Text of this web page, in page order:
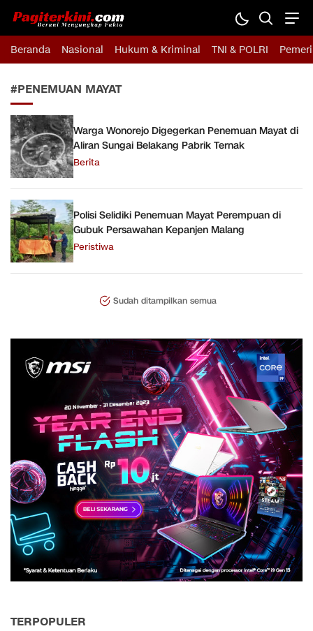
Pagiterkini.com
Berani Mengungkap Fakta
Beranda Nasional Hukum & Kriminal TNI & POLRI
#PENEMUAN MAYAT
Warga Wonorejo Digegerkan Penemuan Mayat di
Aliran Sungai Belakang Pabrik Ternak
Berita
Polisi Selidiki Penemuan Mayat Perempuan di
Gubuk Persawahan Kepanjen Malang
Peristiwa
Sudah ditampilkan semua
TERPOPULER